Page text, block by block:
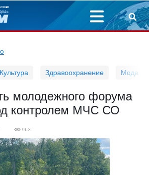
Культура Здравоохранение Мода
молодежного форума
контролем МЧС СО
963